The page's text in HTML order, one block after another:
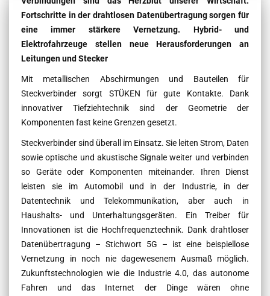
Fortschritte in der drahtlosen Datenübertragung sorgen für
eine immer stärkere Vernetzung. Hybrid- und
Elektrofahrzeuge stellen neue Herausforderungen an
Leitungen und Stecker
Mit metallischen Abschirmungen und Bauteilen für
Steckverbinder sorgt STÜKEN für gute Kontakte. Dank
innovativer Tiefziehtechnik sind der Geometrie der
Komponenten fast keine Grenzen gesetzt.
Steckverbinder sind überall im Einsatz. Sie leiten Strom, Daten
sowie optische und akustische Signale weiter und verbinden
so Geräte oder Komponenten miteinander. Ihren Dienst
leisten sie im Automobil und in der Industrie, in der
Datentechnik und Telekommunikation, aber auch in
Haushalts- und Unterhaltungsgeräten. Ein Treiber für
Innovationen ist die Hochfrequenztechnik. Dank drahtloser
Datenübertragung – Stichwort 5G – ist eine beispiellose
Vernetzung in noch nie dagewesenem Ausmaß möglich.
Zukunftstechnologien wie die Industrie 4.0, das autonome
Fahren und das Internet der Dinge wären ohne